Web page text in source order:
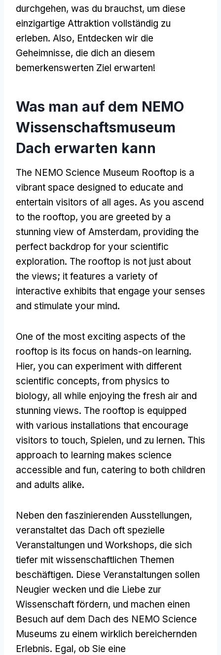
durchgehen, was du brauchst, um diese
einzigartige Attraktion vollständig zu
erleben. Also, Entdecken wir die
Geheimnisse, die dich an diesem
bemerkenswerten Ziel erwarten!
Was man auf dem NEMO
Wissenschaftsmuseum
Dach erwarten kann
The NEMO Science Museum Rooftop is a
vibrant space designed to educate and
entertain visitors of all ages. As you ascend
to the rooftop, you are greeted by a
stunning view of Amsterdam, providing the
perfect backdrop for your scientific
exploration. The rooftop is not just about
the views; it features a variety of
interactive exhibits that engage your senses
and stimulate your mind.
One of the most exciting aspects of the
rooftop is its focus on hands-on learning.
Hier, you can experiment with different
scientific concepts, from physics to
biology, all while enjoying the fresh air and
stunning views. The rooftop is equipped
with various installations that encourage
visitors to touch, Spielen, und zu lernen. This
approach to learning makes science
accessible and fun, catering to both children
and adults alike.
Neben den faszinierenden Ausstellungen,
veranstaltet das Dach oft spezielle
Veranstaltungen und Workshops, die sich
tiefer mit wissenschaftlichen Themen
beschäftigen. Diese Veranstaltungen sollen
Neugier wecken und die Liebe zur
Wissenschaft fördern, und machen einen
Besuch auf dem Dach des NEMO Science
Museums zu einem wirklich bereichernden
Erlebnis. Egal, ob Sie eine